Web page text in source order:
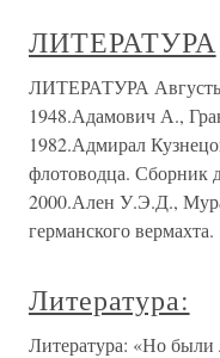
ЛИТЕРАТУРА
ЛИТЕРАТУРА
1948.Адамович А.,
1982.Адмирал
флотоводца. Сборник
2000.Ален У.Э.Д.,
германского
Литература:
Литература: «Но